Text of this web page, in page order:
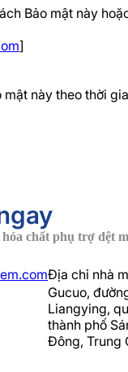
Bảo mật này
]
này theo thời
chất phụ trợ dệt
Địa chỉ nhà
Gucuo,
Liangying,
thành phố
Đông, Trung